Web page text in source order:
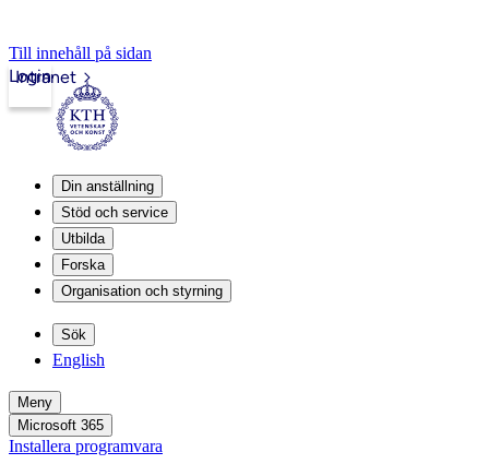
Till innehåll på sidan
Intranet
Login
Din anställning
Stöd och service
Utbilda
Forska
Organisation och styrning
Sök
English
Meny
Microsoft 365
Installera programvara